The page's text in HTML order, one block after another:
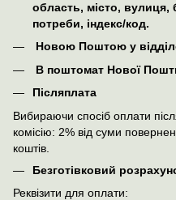
область, місто, вулиця,
потреби, індекс/код.
Новою Поштою у
В поштомат Нової
Післяплата
Вибираючи спосіб оплати
комісію: 2% від суми
коштів.
Безготівковий
Реквізити для оплати: